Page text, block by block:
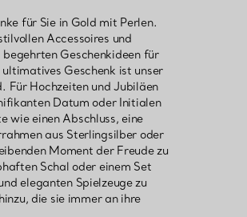
für Sie in Gold mit Perlen.
Accessoires und
Geschenkideen für
Geschenk ist unser
Für Hochzeiten und Jubiläen
Datum oder Initialen
wie einen Abschluss, eine
aus Sterlingsilber oder
Moment der Freude zu
Schal oder einem Set
eleganten Spielzeuge zu
die sie immer an ihre